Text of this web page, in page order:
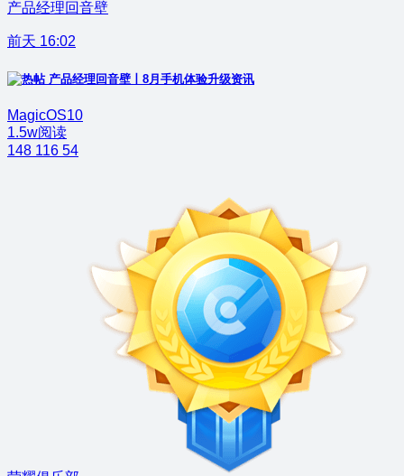
产品经理回音壁
前天 16:02
产品经理回音壁丨8月手机体验升级资讯
MagicOS10
1.5w阅读
148 116 54